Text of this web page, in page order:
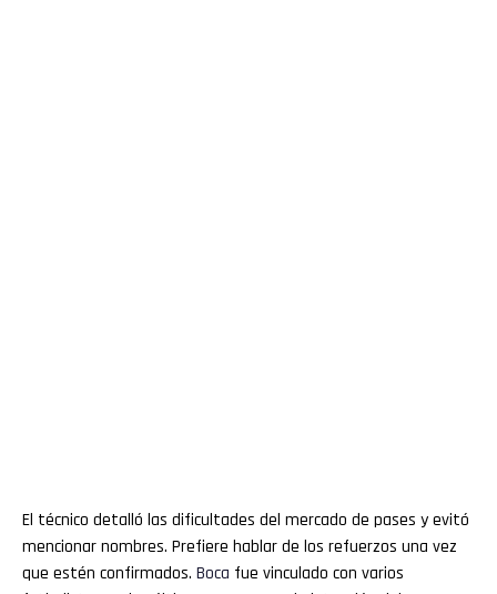
El técnico detalló las dificultades del mercado de pases y evitó
mencionar nombres. Prefiere hablar de los refuerzos una vez
que estén confirmados. Boca fue vinculado con varios